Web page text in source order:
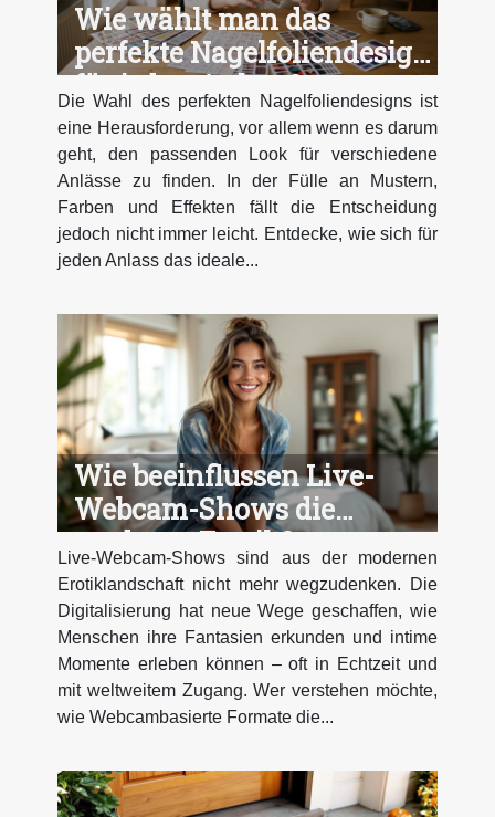
Wie wählt man das
perfekte Nagelfoliendesign
für jeden Anlass?
Die Wahl des perfekten Nagelfoliendesigns ist
eine Herausforderung, vor allem wenn es darum
geht, den passenden Look für verschiedene
Anlässe zu finden. In der Fülle an Mustern,
Farben und Effekten fällt die Entscheidung
jedoch nicht immer leicht. Entdecke, wie sich für
jeden Anlass das ideale...
Wie beeinflussen Live-
Webcam-Shows die
moderne Erotik?
Live-Webcam-Shows sind aus der modernen
Erotiklandschaft nicht mehr wegzudenken. Die
Digitalisierung hat neue Wege geschaffen, wie
Menschen ihre Fantasien erkunden und intime
Momente erleben können – oft in Echtzeit und
mit weltweitem Zugang. Wer verstehen möchte,
wie Webcambasierte Formate die...